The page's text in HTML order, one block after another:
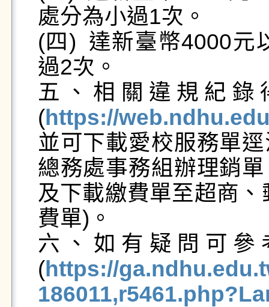
處分為小過1次。
(四)	達新臺幣4000元以上，換算為40點，處分為小
過2次。
五、相關違規紀錄
(https://
並可下載愛校服務單
總務處事務組辦理銷
及下載繳費單至超商
費單)。
六、如有疑問可參
(https://